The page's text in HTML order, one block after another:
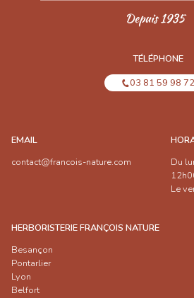
TÉLÉPHONE
03 81 59 98 72
EMAIL
contact@francois-nature.com
Du
Le
HERBORISTERIE FRANÇOIS NATURE
Besançon
Pontarlier
Lyon
Belfort